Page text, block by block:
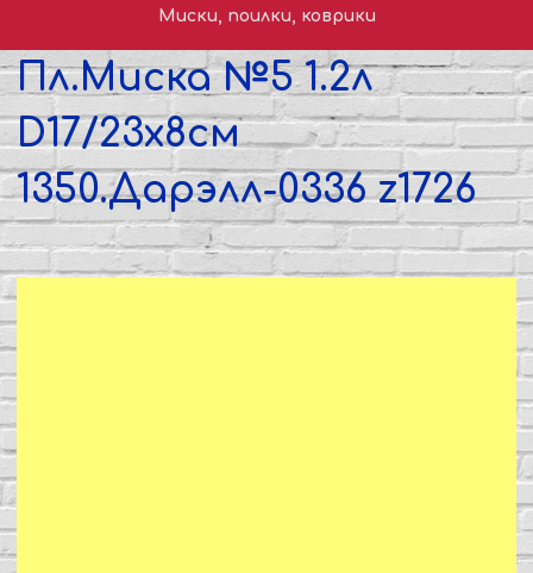
Миски, поилки, коврики
Пл.Миска №5 1.2л
D17/23х8см
1350.Дарэлл-0336 z1726